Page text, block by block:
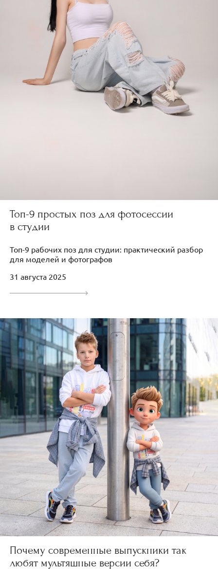
Топ-9 простых поз для фотосессии
в студии
Топ-9 рабочих поз для студии: практический разбор
для моделей и фотографов
31 августа 2025
Почему современные выпускники так
любят мультяшные версии себя?